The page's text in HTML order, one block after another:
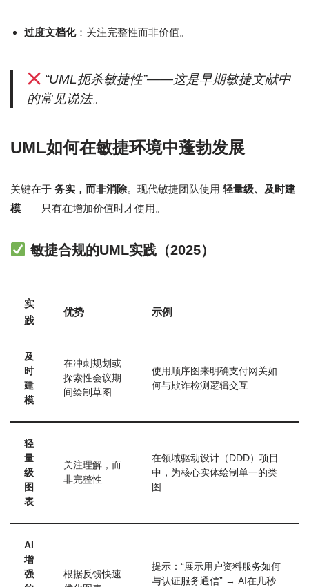
过度文档化：关注完整性而非价值。
“UML扼杀敏捷性”——这是早期敏捷文献中
的常见说法。
UML如何在敏捷环境中蓬勃发展
关键在于 务实，而非消除。现代敏捷团队使用 轻量级、及时建
模——只有在增加价值时才使用。
敏捷合规的UML实践（2025）
实
践
优势 示例
及
时
建
模
在冲刺规划或
探索性会议期
间绘制草图
使用顺序图来明确支付网关如
何与欺诈检测逻辑交互
轻
量
级
图
表
关注理解，而
非完整性
在领域驱动设计（DDD）项目
中，为核心实体绘制单一的类
图
AI
增
强
根据反馈快速
提示：“展示用户资料服务如何
与认证服务通信” → AI在几秒